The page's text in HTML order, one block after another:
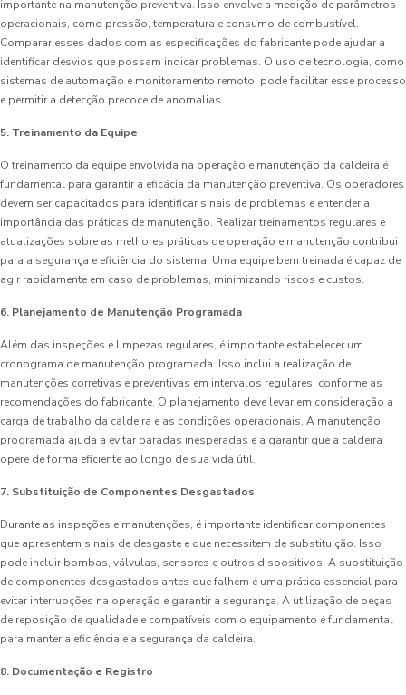
importante na manutenção preventiva. Isso envolve a medição de parâmetros
operacionais, como pressão, temperatura e consumo de combustível.
Comparar esses dados com as especificações do fabricante pode ajudar a
identificar desvios que possam indicar problemas. O uso de tecnologia, como
sistemas de automação e monitoramento remoto, pode facilitar esse processo
e permitir a detecção precoce de anomalias.
5. Treinamento da Equipe
O treinamento da equipe envolvida na operação e manutenção da caldeira é
fundamental para garantir a eficácia da manutenção preventiva. Os operadores
devem ser capacitados para identificar sinais de problemas e entender a
importância das práticas de manutenção. Realizar treinamentos regulares e
atualizações sobre as melhores práticas de operação e manutenção contribui
para a segurança e eficiência do sistema. Uma equipe bem treinada é capaz de
agir rapidamente em caso de problemas, minimizando riscos e custos.
6. Planejamento de Manutenção Programada
Além das inspeções e limpezas regulares, é importante estabelecer um
cronograma de manutenção programada. Isso inclui a realização de
manutenções corretivas e preventivas em intervalos regulares, conforme as
recomendações do fabricante. O planejamento deve levar em consideração a
carga de trabalho da caldeira e as condições operacionais. A manutenção
programada ajuda a evitar paradas inesperadas e a garantir que a caldeira
opere de forma eficiente ao longo de sua vida útil.
7. Substituição de Componentes Desgastados
Durante as inspeções e manutenções, é importante identificar componentes
que apresentem sinais de desgaste e que necessitem de substituição. Isso
pode incluir bombas, válvulas, sensores e outros dispositivos. A substituição
de componentes desgastados antes que falhem é uma prática essencial para
evitar interrupções na operação e garantir a segurança. A utilização de peças
de reposição de qualidade e compatíveis com o equipamento é fundamental
para manter a eficiência e a segurança da caldeira.
8. Documentação e Registro